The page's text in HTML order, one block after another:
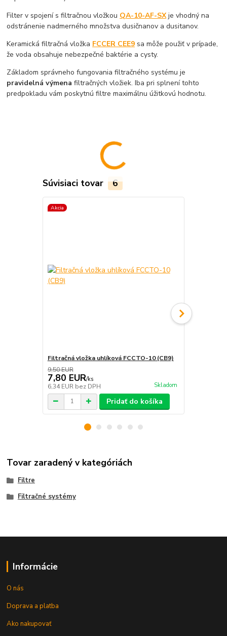
Filter v spojení s filtračnou vložkou QA-10-AF-SXje vhodný na
odstránenie nadmerného množstva dusičnanov a dusitanov.
Keramická filtračná vložka FCCER CEE9 sa môže použiť v prípade,
že voda obsahuje nebezpečné baktérie a cysty.
Základom správneho fungovania filtračného systému je
pravidelná výmena filtračných vložiek. Iba pri splnení tohto
predpokladu vám poskytnú filtre maximálnu úžitkovú hodnotu.
Súvisiaci tovar 6
Akcia
Filtračná vložka uhlíková FCCTO-10 (CB9)
9,50 EUR
7,80 EUR/ks
6,34 EUR bez DPH Skladom
Pridať do košíka
Tovar zaradený v kategóriách
Filtre
Filtračné systémy
Informácie
O nás
Doprava a platba
Ako nakupovať